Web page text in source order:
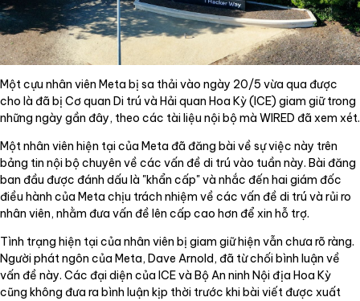
Một cựu nhân viên Meta bị sa thải vào ngày 20/5 vừa qua được
cho là đã bị Cơ quan Di trú và Hải quan Hoa Kỳ (ICE) giam giữ trong
những ngày gần đây, theo các tài liệu nội bộ mà WIRED đã xem xét.
Một nhân viên hiện tại của Meta đã đăng bài về sự việc này trên
bảng tin nội bộ chuyên về các vấn đề di trú vào tuần này. Bài đăng
ban đầu được đánh dấu là "khẩn cấp" và nhắc đến hai giám đốc
điều hành của Meta chịu trách nhiệm về các vấn đề di trú và rủi ro
nhân viên, nhằm đưa vấn đề lên cấp cao hơn để xin hỗ trợ.
Tình trạng hiện tại của nhân viên bị giam giữ hiện vẫn chưa rõ ràng.
Người phát ngôn của Meta, Dave Arnold, đã từ chối bình luận về
vấn đề này. Các đại diện của ICE và Bộ An ninh Nội địa Hoa Kỳ
cũng không đưa ra bình luận kịp thời trước khi bài viết được xuất